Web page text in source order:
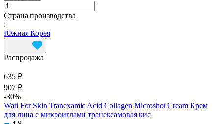
Страна производства
:
Южная Корея
Распродажа
635 ₽
907 ₽
-30%
Wati For Skin Tranexamic Acid Collagen Microshot Cream Крем
для лица с микроиглами транексамовая кис